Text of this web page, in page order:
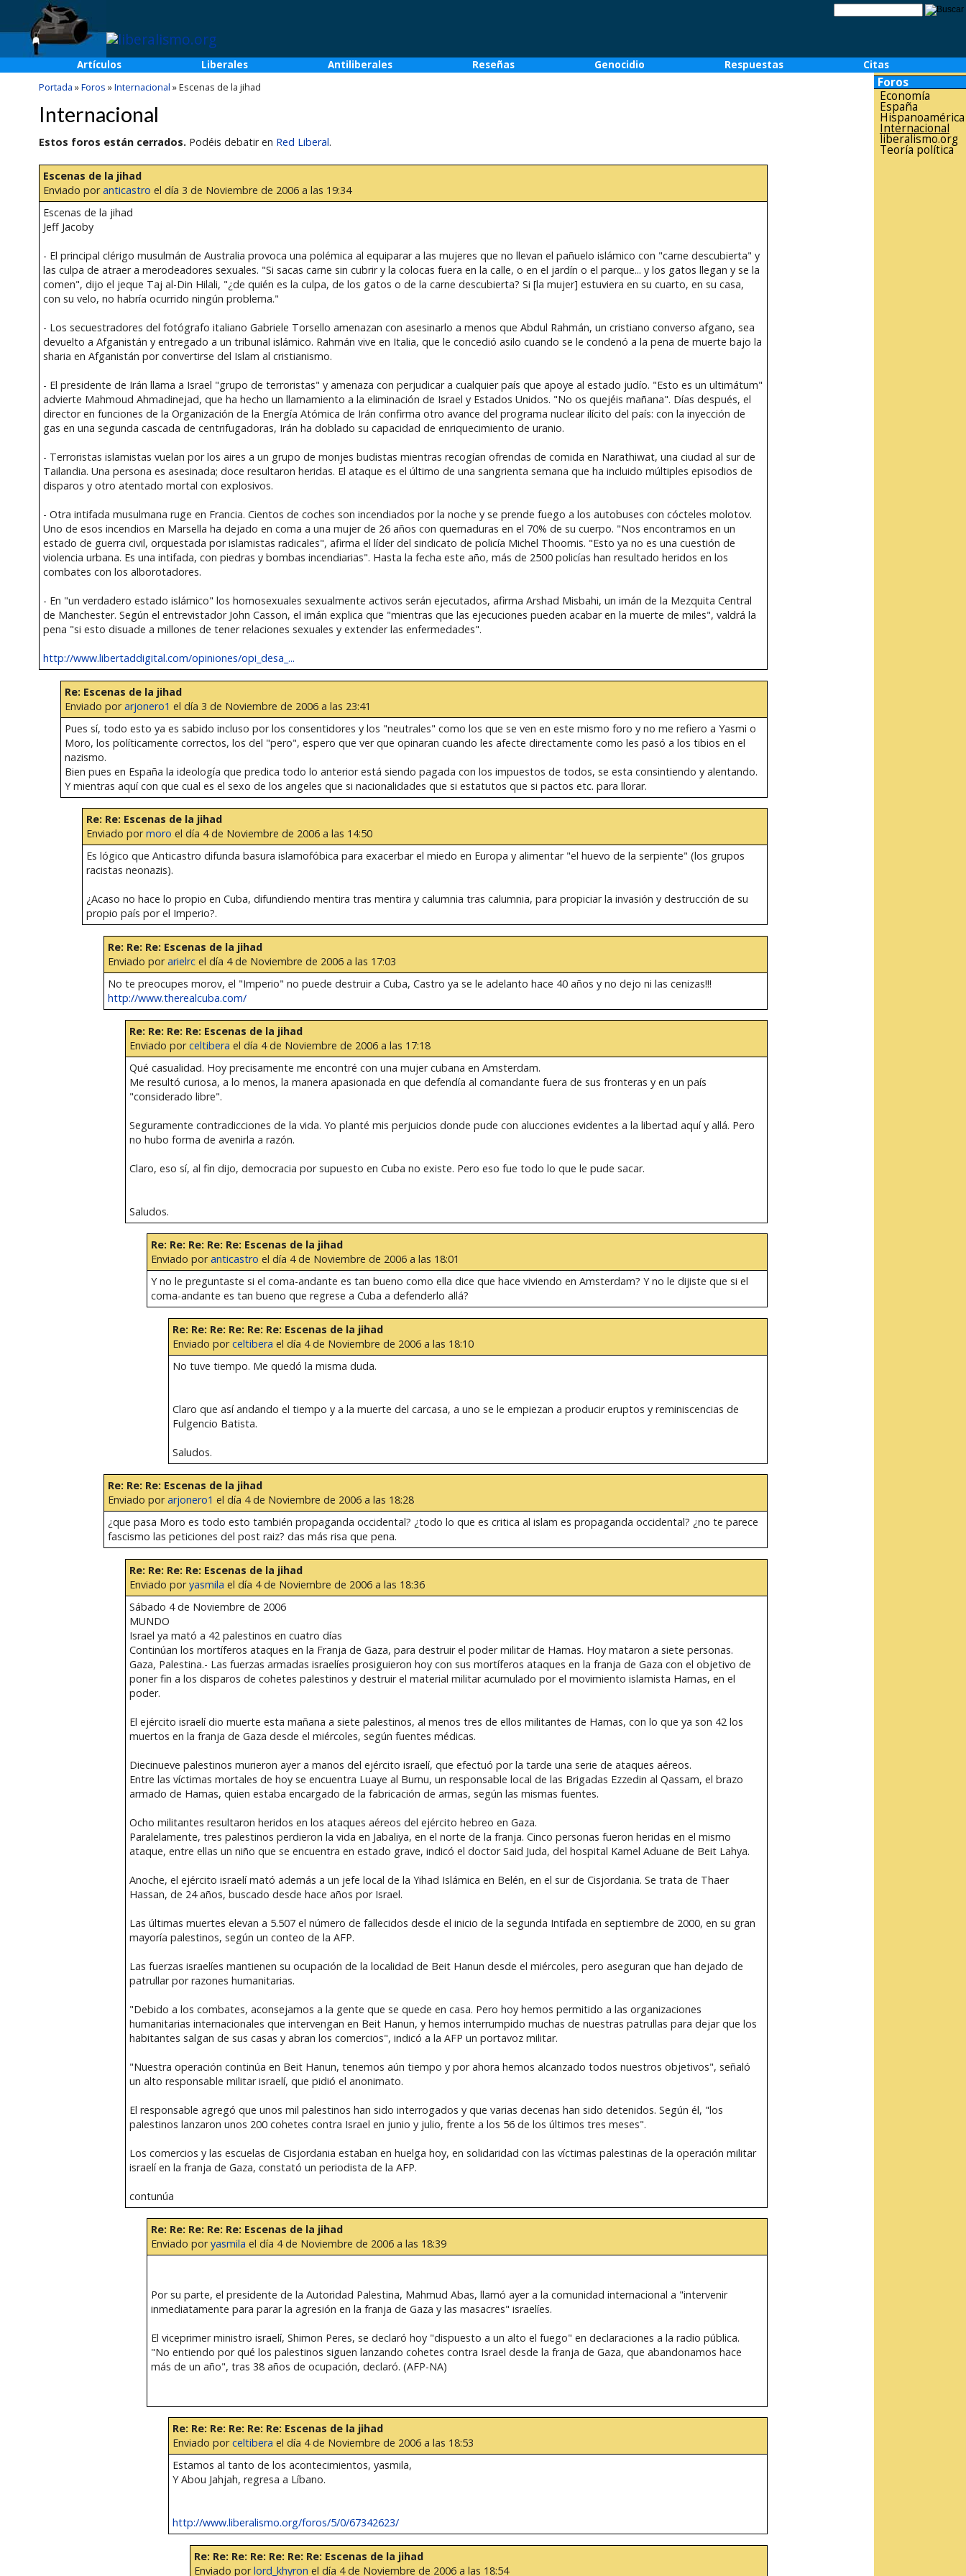
Artículos Liberales Antiliberales Reseñas Genocidio Respuestas
Citas
Portada »Foros »Internacional »Escenas de la jihad
Internacional
Estos foros están cerrados. Podéis debatir en Red Liberal.
Escenas de la jihad
Enviado poranticastro el día 3 de Noviembre de 2006 a las 19:34
Escenas de la jihad
Jeff Jacoby
- El principal clérigo musulmán de Australia provoca una polémica al equiparar a las mujeres que no llevan el pañuelo islámico con "carne descubierta" y
las culpa de atraer a merodeadores sexuales. "Si sacas carne sin cubrir y la colocas fuera en la calle, o en el jardín o el parque... y los gatos llegan y se la
comen", dijo el jeque Taj al-Din Hilali, "¿de quién es la culpa, de los gatos o de la carne descubierta? Si [la mujer] estuviera en su cuarto, en su casa,
con su velo, no habría ocurrido ningún problema."
- Los secuestradores del fotógrafo italiano Gabriele Torsello amenazan con asesinarlo a menos que Abdul Rahmán, un cristiano converso afgano, sea
devuelto a Afganistán y entregado a un tribunal islámico. Rahmán vive en Italia, que le concedió asilo cuando se le condenó a la pena de muerte bajo la
sharia en Afganistán por convertirse del Islam al cristianismo.
- El presidente de Irán llama a Israel "grupo de terroristas" y amenaza con perjudicar a cualquier país que apoye al estado judío. "Esto es un ultimátum"
advierte Mahmoud Ahmadinejad, que ha hecho un llamamiento a la eliminación de Israel y Estados Unidos. "No os quejéis mañana". Días después, el
director en funciones de la Organización de la Energía Atómica de Irán confirma otro avance del programa nuclear ilícito del país: con la inyección de
gas en una segunda cascada de centrifugadoras, Irán ha doblado su capacidad de enriquecimiento de uranio.
- Terroristas islamistas vuelan por los aires a un grupo de monjes budistas mientras recogían ofrendas de comida en Narathiwat, una ciudad al sur de
Tailandia. Una persona es asesinada; doce resultaron heridas. El ataque es el último de una sangrienta semana que ha incluido múltiples episodios de
disparos y otro atentado mortal con explosivos.
- Otra intifada musulmana ruge en Francia. Cientos de coches son incendiados por la noche y se prende fuego a los autobuses con cócteles molotov.
Uno de esos incendios en Marsella ha dejado en coma a una mujer de 26 años con quemaduras en el 70% de su cuerpo. "Nos encontramos en un
estado de guerra civil, orquestada por islamistas radicales", afirma el líder del sindicato de policía Michel Thoomis. "Esto ya no es una cuestión de
violencia urbana. Es una intifada, con piedras y bombas incendiarias". Hasta la fecha este año, más de 2500 policías han resultado heridos en los
combates con los alborotadores.
- En "un verdadero estado islámico" los homosexuales sexualmente activos serán ejecutados, afirma Arshad Misbahi, un imán de la Mezquita Central
de Manchester. Según el entrevistador John Casson, el imán explica que "mientras que las ejecuciones pueden acabar en la muerte de miles", valdrá la
pena "si esto disuade a millones de tener relaciones sexuales y extender las enfermedades".
http://www.libertaddigital.com/opiniones/opi_desa_...
Re: Escenas de la jihad
Enviado porarjonero1 el día 3 de Noviembre de 2006 a las 23:41
Pues sí, todo esto ya es sabido incluso por los consentidores y los "neutrales" como los que se ven en este mismo foro y no me refiero a Yasmi o
Moro, los políticamente correctos, los del "pero", espero que ver que opinaran cuando les afecte directamente como les pasó a los tibios en el
nazismo.
Bien pues en España la ideología que predica todo lo anterior está siendo pagada con los impuestos de todos, se esta consintiendo y alentando.
Y mientras aquí con que cual es el sexo de los angeles que si nacionalidades que si estatutos que si pactos etc. para llorar.
Re: Re: Escenas de la jihad
Enviado pormoro el día 4 de Noviembre de 2006 a las 14:50
Es lógico que Anticastro difunda basura islamofóbica para exacerbar el miedo en Europa y alimentar "el huevo de la serpiente" (los grupos
racistas neonazis).
¿Acaso no hace lo propio en Cuba, difundiendo mentira tras mentira y calumnia tras calumnia, para propiciar la invasión y destrucción de su
propio país por el Imperio?.
Re: Re: Re: Escenas de la jihad
Enviado porarielrcel día 4 de Noviembre de 2006 a las 17:03
No te preocupes morov, el "Imperio" no puede destruir a Cuba, Castro ya se le adelanto hace 40 años y no dejo ni las cenizas!!!
http://www.therealcuba.com/
Re: Re: Re: Re: Escenas de la jihad
Enviado porceltibera el día 4 de Noviembre de 2006 a las 17:18
Qué casualidad. Hoy precisamente me encontré con una mujer cubana en Amsterdam.
Me resultó curiosa, a lo menos, la manera apasionada en que defendía al comandante fuera de sus fronteras y en un país
"considerado libre".
Seguramente contradicciones de la vida. Yo planté mis perjuicios donde pude con alucciones evidentes a la libertad aquí y allá. Pero
no hubo forma de avenirla a razón.
Claro, eso sí, al fin dijo, democracia por supuesto en Cuba no existe. Pero eso fue todo lo que le pude sacar.
Saludos.
Re: Re: Re: Re: Re: Escenas de la jihad
Enviado poranticastro el día 4 de Noviembre de 2006 a las 18:01
Y no le preguntaste si el coma-andante es tan bueno como ella dice que hace viviendo en Amsterdam? Y no le dijiste que si el
coma-andante es tan bueno que regrese a Cuba a defenderlo allá?
Re: Re: Re: Re: Re: Re: Escenas de la jihad
Enviado porceltibera el día 4 de Noviembre de 2006 a las 18:10
No tuve tiempo. Me quedó la misma duda.
Claro que así andando el tiempo y a la muerte del carcasa, a uno se le empiezan a producir eruptos y reminiscencias de
Fulgencio Batista.
Saludos.
Re: Re: Re: Escenas de la jihad
Enviado porarjonero1 el día 4 de Noviembre de 2006 a las 18:28
¿que pasa Moro es todo esto también propaganda occidental? ¿todo lo que es critica al islam es propaganda occidental? ¿no te parece
fascismo las peticiones del post raiz? das más risa que pena.
Re: Re: Re: Re: Escenas de la jihad
Enviado poryasmila el día 4 de Noviembre de 2006 a las 18:36
Sábado 4 de Noviembre de 2006
MUNDO
Israel ya mató a 42 palestinos en cuatro días
Continúan los mortíferos ataques en la Franja de Gaza, para destruir el poder militar de Hamas. Hoy mataron a siete personas.
Gaza, Palestina.- Las fuerzas armadas israelíes prosiguieron hoy con sus mortíferos ataques en la franja de Gaza con el objetivo de
poner fin a los disparos de cohetes palestinos y destruir el material militar acumulado por el movimiento islamista Hamas, en el
poder.
El ejército israelí dio muerte esta mañana a siete palestinos, al menos tres de ellos militantes de Hamas, con lo que ya son 42 los
muertos en la franja de Gaza desde el miércoles, según fuentes médicas.
Diecinueve palestinos murieron ayer a manos del ejército israelí, que efectuó por la tarde una serie de ataques aéreos.
Entre las víctimas mortales de hoy se encuentra Luaye al Burnu, un responsable local de las Brigadas Ezzedin al Qassam, el brazo
armado de Hamas, quien estaba encargado de la fabricación de armas, según las mismas fuentes.
Ocho militantes resultaron heridos en los ataques aéreos del ejército hebreo en Gaza.
Paralelamente, tres palestinos perdieron la vida en Jabaliya, en el norte de la franja. Cinco personas fueron heridas en el mismo
ataque, entre ellas un niño que se encuentra en estado grave, indicó el doctor Said Juda, del hospital Kamel Aduane de Beit Lahya.
Anoche, el ejército israelí mató además a un jefe local de la Yihad Islámica en Belén, en el sur de Cisjordania. Se trata de Thaer
Hassan, de 24 años, buscado desde hace años por Israel.
Las últimas muertes elevan a 5.507 el número de fallecidos desde el inicio de la segunda Intifada en septiembre de 2000, en su gran
mayoría palestinos, según un conteo de la AFP.
Las fuerzas israelíes mantienen su ocupación de la localidad de Beit Hanun desde el miércoles, pero aseguran que han dejado de
patrullar por razones humanitarias.
"Debido a los combates, aconsejamos a la gente que se quede en casa. Pero hoy hemos permitido a las organizaciones
humanitarias internacionales que intervengan en Beit Hanun, y hemos interrumpido muchas de nuestras patrullas para dejar que los
habitantes salgan de sus casas y abran los comercios", indicó a la AFP un portavoz militar.
"Nuestra operación continúa en Beit Hanun, tenemos aún tiempo y por ahora hemos alcanzado todos nuestros objetivos", señaló
un alto responsable militar israelí, que pidió el anonimato.
El responsable agregó que unos mil palestinos han sido interrogados y que varias decenas han sido detenidos. Según él, "los
palestinos lanzaron unos 200 cohetes contra Israel en junio y julio, frente a los 56 de los últimos tres meses".
Los comercios y las escuelas de Cisjordania estaban en huelga hoy, en solidaridad con las víctimas palestinas de la operación militar
israelí en la franja de Gaza, constató un periodista de la AFP.
contunúa
Re: Re: Re: Re: Re: Escenas de la jihad
Enviado poryasmila el día 4 de Noviembre de 2006 a las 18:39
Por su parte, el presidente de la Autoridad Palestina, Mahmud Abas, llamó ayer a la comunidad internacional a "intervenir
inmediatamente para parar la agresión en la franja de Gaza y las masacres" israelíes.
El viceprimer ministro israelí, Shimon Peres, se declaró hoy "dispuesto a un alto el fuego" en declaraciones a la radio pública.
"No entiendo por qué los palestinos siguen lanzando cohetes contra Israel desde la franja de Gaza, que abandonamos hace
más de un año", tras 38 años de ocupación, declaró. (AFP-NA)
Re: Re: Re: Re: Re: Re: Escenas de la jihad
Enviado porceltibera el día 4 de Noviembre de 2006 a las 18:53
Estamos al tanto de los acontecimientos, yasmila,
Y Abou Jahjah, regresa a Líbano.
http://www.liberalismo.org/foros/5/0/67342623/
Re: Re: Re: Re: Re: Re: Re: Escenas de la jihad
Enviado porlord_khyron el día 4 de Noviembre de 2006 a las 18:54
Foros
Economía
España
Hispanoamérica
Internacional
liberalismo.org
Teoría política